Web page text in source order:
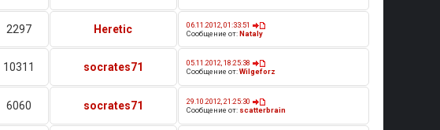
2297 Heretic
06.11.2012, 01:33:51
Сообщение от:Nataly
10311 socrates71
05.11.2012, 18:25:38
Сообщение от:Wilgeforz
6060 socrates71
29.10.2012, 21:25:30
Сообщение от: scatterbrain